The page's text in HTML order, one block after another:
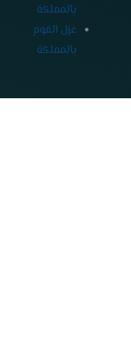
بالمملكة
عزل الفوم
بالمملكة